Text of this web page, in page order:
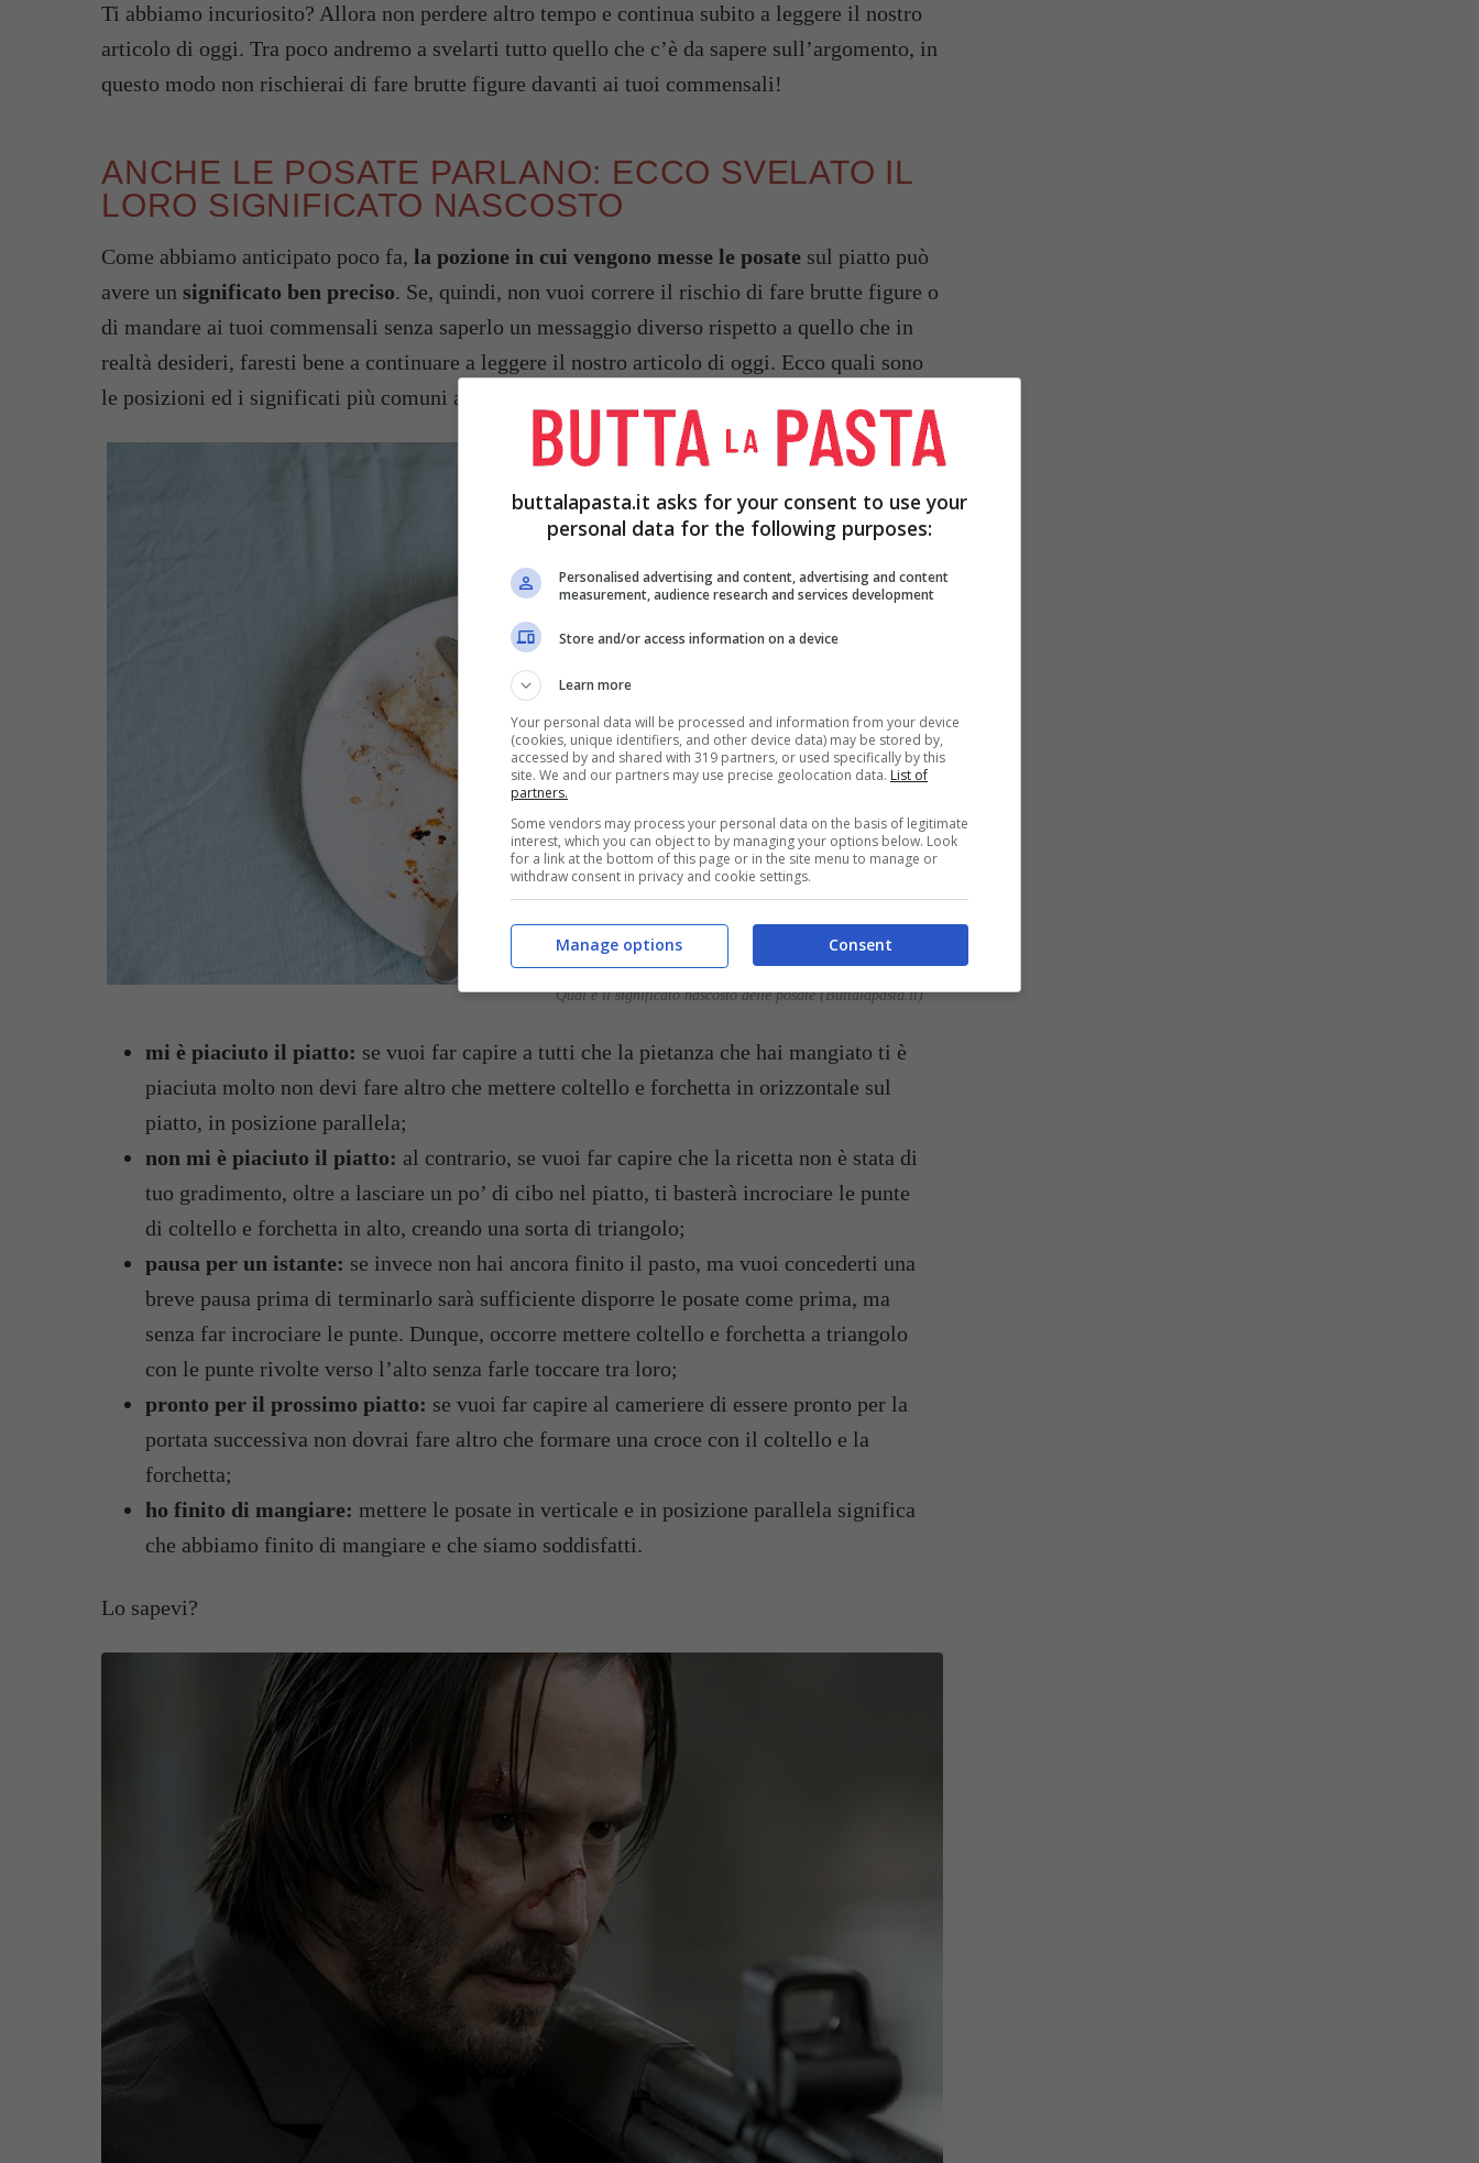
Ti abbiamo incuriosito? Allora non perdere altro tempo e continua subito a leggere il nostro
articolo di oggi. Tra poco andremo a svelarti tutto quello che c’è da sapere sull’argomento, in
questo modo non rischierai di fare brutte figure davanti ai tuoi commensali!
ANCHE LE POSATE PARLANO: ECCO SVELATO IL
LORO SIGNIFICATO NASCOSTO
Come abbiamo anticipato poco fa, la pozione in cui vengono messe le posate sul piatto può
avere un significato ben preciso. Se, quindi, non vuoi correre il rischio di fare brutte figure o
di mandare ai tuoi commensali senza saperlo un messaggio diverso rispetto a quello che in
realtà desideri, faresti bene a continuare a leggere il nostro articolo di oggi. Ecco quali sono
le posizioni ed i significati più comuni ad esse associati:
Qual è il significato nascosto delle posate (Buttalapasta.it)
mi è piaciuto il piatto: se vuoi far capire a tutti che la pietanza che hai mangiato ti è
piaciuta molto non devi fare altro che mettere coltello e forchetta in orizzontale sul
piatto, in posizione parallela;
non mi è piaciuto il piatto: al contrario, se vuoi far capire che la ricetta non è stata di
tuo gradimento, oltre a lasciare un po’ di cibo nel piatto, ti basterà incrociare le punte
di coltello e forchetta in alto, creando una sorta di triangolo;
pausa per un istante: se invece non hai ancora finito il pasto, ma vuoi concederti una
breve pausa prima di terminarlo sarà sufficiente disporre le posate come prima, ma
senza far incrociare le punte. Dunque, occorre mettere coltello e forchetta a triangolo
con le punte rivolte verso l’alto senza farle toccare tra loro;
pronto per il prossimo piatto: se vuoi far capire al cameriere di essere pronto per la
portata successiva non dovrai fare altro che formare una croce con il coltello e la
forchetta;
ho finito di mangiare: mettere le posate in verticale e in posizione parallela significa
che abbiamo finito di mangiare e che siamo soddisfatti.
Lo sapevi?
buttalapasta.it asks for your consent to use your
personal data for the following purposes:
Personalised advertising and content, advertising and content
measurement, audience research and services development
Store and/or access information on a device
Learn more
Your personal data will be processed and information from your device
(cookies, unique identifiers, and other device data) may be stored by,
accessed by and shared with 319 partners, or used specifically by this
site. We and our partners may use precise geolocation data. List of
partners.
Some vendors may process your personal data on the basis of legitimate
interest, which you can object to by managing your options below. Look
for a link at the bottom of this page or in the site menu to manage or
withdraw consent in privacy and cookie settings.
Consent
Manage options